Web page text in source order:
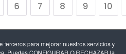
terceros para mejorar nuestros servicios y
Puedes CONFIGURAR O RECHAZAR la
6 7 8 9 10